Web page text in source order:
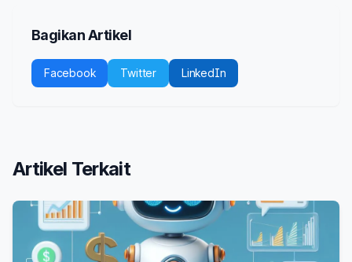
Bagikan Artikel
Facebook Twitter LinkedIn
Artikel Terkait